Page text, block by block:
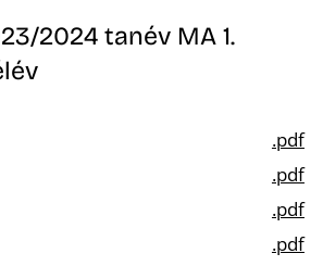
2024 tanév MA 1.
.pdf
.pdf
.pdf
.pdf